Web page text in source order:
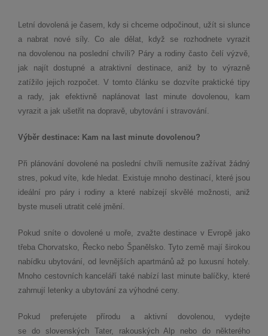
Letní dovolená je časem, kdy si chceme odpočinout, užít si slunce
a nabrat nové síly. Co ale dělat, když se rozhodnete vyrazit
na dovolenou na poslední chvíli? Páry a rodiny často čelí výzvě,
jak najít dostupné a atraktivní destinace, aniž by to výrazně
zatížilo jejich rozpočet. V tomto článku se dozvíte praktické tipy
a rady, jak efektivně naplánovat last minute dovolenou, kam
vyrazit a jak ušetřit na dopravě, ubytování i stravování.
Výběr destinace: Kam na last minute dovolenou?
Při plánování dovolené na poslední chvíli nemusíte zažívat žádný
stres, pokud víte, kde hledat. Existuje mnoho destinací, které jsou
ideální pro páry i rodiny a které nabízejí skvělé možnosti, aniž
byste museli utratit celé jmění.
Pokud sníte o dovolené u moře, zvažte destinace v Evropě jako
třeba Chorvatsko, Řecko nebo Španělsko. Tyto země mají širokou
nabídku ubytování, od levnějších apartmánů až po luxusní hotely.
Mnoho cestovních kanceláří také nabízí last minute balíčky, které
zahrnují letenky a ubytování za výhodné ceny.
Pokud preferujete přírodu a aktivní dovolenou, vydejte
se do slovenských Tater, rakouských Alp nebo do některého